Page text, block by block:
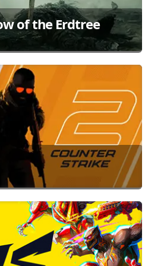
of the Erdtree
vijanden en krachtige eindbazen
en uitdagingen.
Bekijk de aanbevolen Game Computers
gameplay. Of je nu een bom
de overwinning moet leiden, je hebt
de beste ervaring.
de aanbevolen Game Computers